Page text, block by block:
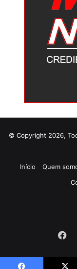
© Copyright 2026,
Início
Quem